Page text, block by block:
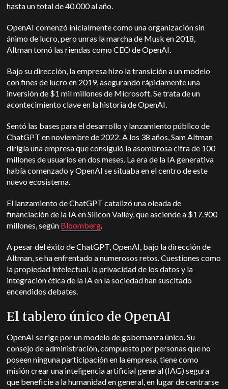
hasta un total de 40.000 al año.
OpenAI comenzó inicialmente como una organización sin
ánimo de lucro, pero unras la marcha de Musk en 2018,
Altman tomó las riendas como CEO de OpenAI.
Bajo su dirección, la empresa hizo la transición a un modelo
con fines de lucro en 2019, asegurando rápidamente una
inversión de $1 mil millones de Microsoft. Se trata de un
acontecimiento clave en la historia de OpenAI.
Sentó las bases para el desarrollo y lanzamiento público de
ChatGPT en noviembre de 2022.A los 38 años, Sam Altman
dirigía una empresa que consiguió la asombrosa cifra de 100
millones de usuarios en dos meses. La era de la IA generativa
había comenzado y OpenAI se situaba en el centro de este
nuevo ecosistema.
El lanzamiento de ChatGPT catalizó una oleada de
financiación de la IA en Silicon Valley, que asciende a $17.900
millones, según Bloomberg.
A pesar del éxito de ChatGPT, OpenAI, bajo la dirección de
Altman, se ha enfrentado a numerosos retos. Cuestiones como
la propiedad intelectual, la privacidad de los datos y la
integración ética de la IA en la sociedad han suscitado
encendidos debates.
El tablero único de OpenAI
OpenAI se rige por un modelo de gobernanza único. Su
consejo de administración, compuesto por personas que no
poseen ninguna participación en la empresa, tiene como
misión crear una inteligencia artificial general (IAG) segura
que beneficie a la humanidad en general, en lugar de centrarse